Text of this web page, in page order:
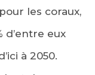
les coraux,
d’entre eux
à 2050.